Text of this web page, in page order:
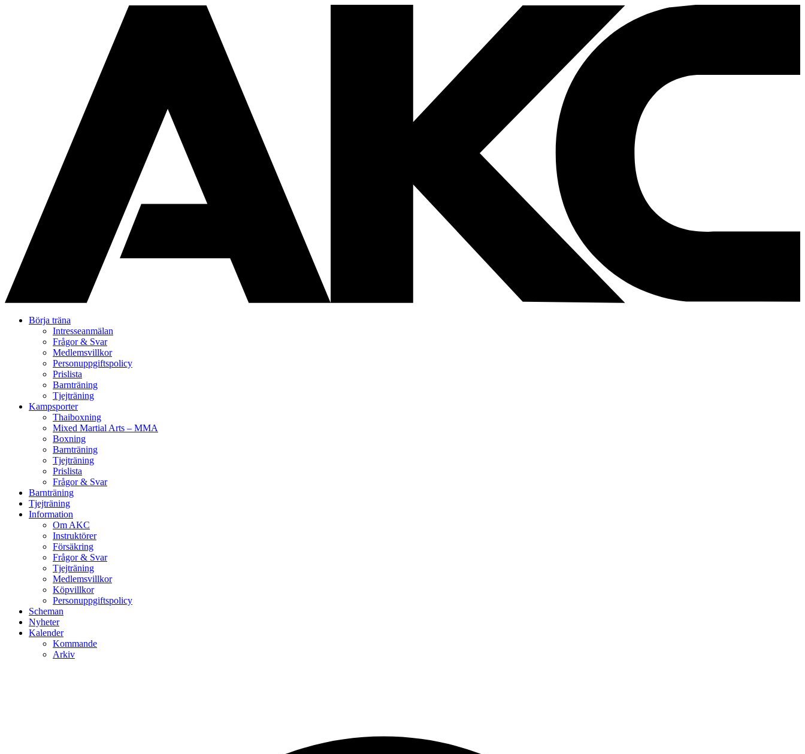
Börja träna
Intresseanmälan
Frågor & Svar
Medlemsvillkor
Personuppgiftspolicy
Prislista
Barnträning
Tjejträning
Kampsporter
Thaiboxning
Mixed Martial Arts – MMA
Boxning
Barnträning
Tjejträning
Prislista
Frågor & Svar
Barnträning
Tjejträning
Information
Om AKC
Instruktörer
Försäkring
Frågor & Svar
Tjejträning
Medlemsvillkor
Köpvillkor
Personuppgiftspolicy
Scheman
Nyheter
Kalender
Kommande
Arkiv